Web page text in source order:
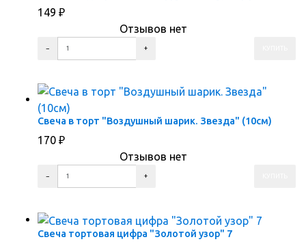
149 ₽
Отзывов нет
Свеча в торт "Воздушный шарик. Звезда" (10см)
170 ₽
Отзывов нет
Свеча тортовая цифра "Золотой узор" 7